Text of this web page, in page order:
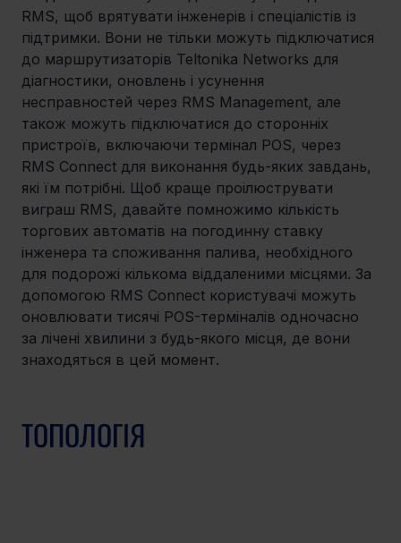
RMS, щоб врятувати інженерів і спеціалістів із
підтримки. Вони не тільки можуть підключатися
до маршрутизаторів Teltonika Networks для
діагностики, оновлень і усунення
несправностей через RMS Management, але
також можуть підключатися до сторонніх
пристроїв, включаючи термінал POS, через
RMS Connect для виконання будь-яких завдань,
які їм потрібні. Щоб краще проілюструвати
виграш RMS, давайте помножимо кількість
торгових автоматів на погодинну ставку
інженера та споживання палива, необхідного
для подорожі кількома віддаленими місцями. За
допомогою RMS Connect користувачі можуть
оновлювати тисячі POS-терміналів одночасно
за лічені хвилини з будь-якого місця, де вони
знаходяться в цей момент.
ТОПОЛОГІЯ